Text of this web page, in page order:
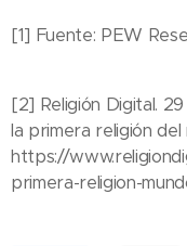
[1] Fuente: PEW
[2] Religión Digital.
la primera religión
https://
primera-religion-